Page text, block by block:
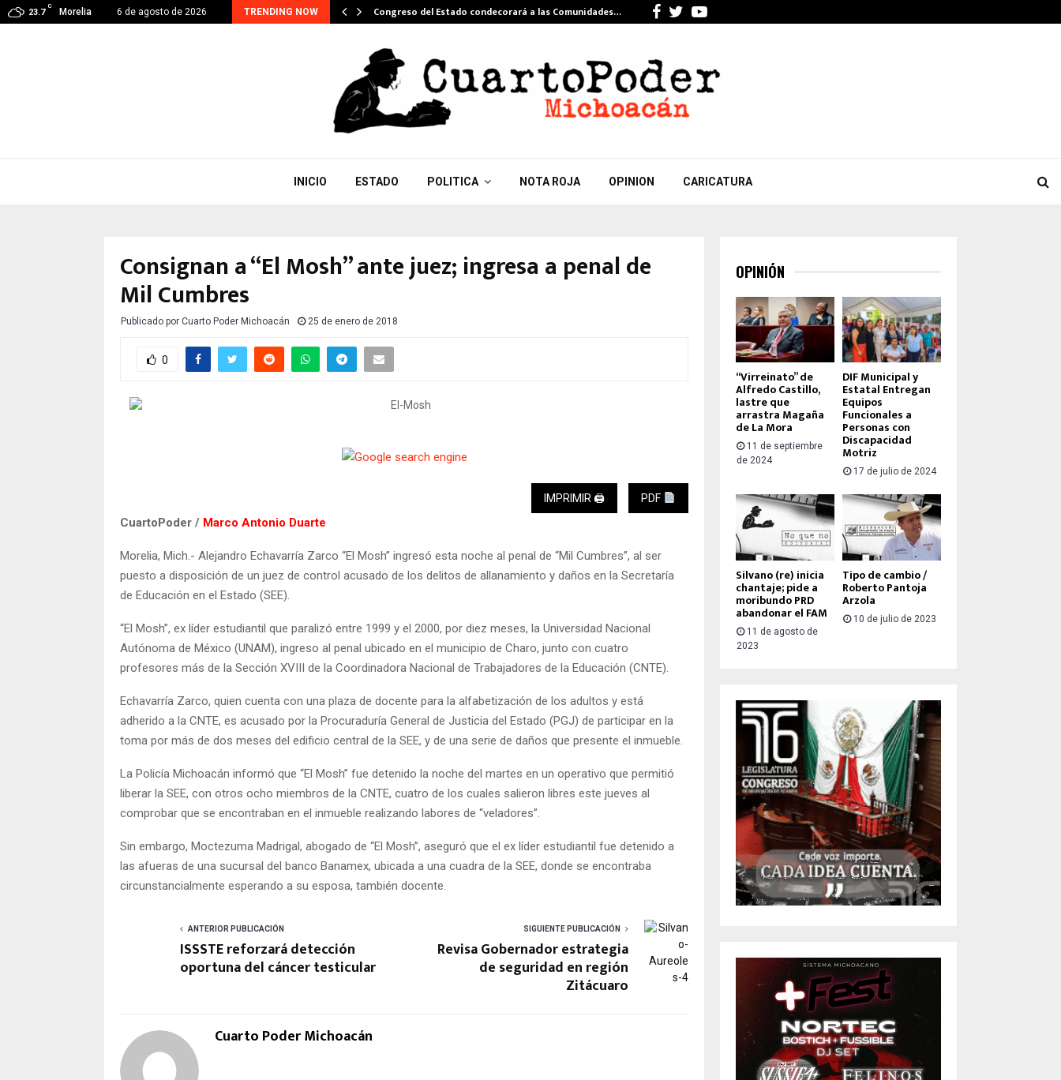
23.7
C
Morelia 6 de agosto de 2026 TRENDING NOW
CONTINUA, EJE PRIORITARIO EN GESTIÓN DE… Congreso del Estado condecorará a las Comunidades… Facebook
TwitterYoutube
INICIO ESTADO POLITICA NOTA ROJA OPINION CARICATURA
Consignan a “El Mosh” ante juez; ingresa a penal de
Mil Cumbres
Publicado por Cuarto Poder Michoacán 25 de enero de 2018
0
IMPRIMIR 🖨 PDF
CuartoPoder / Marco Antonio Duarte
Morelia, Mich.- Alejandro Echavarría Zarco “El Mosh” ingresó esta noche al penal de “Mil Cumbres”, al ser
puesto a disposición de un juez de control acusado de los delitos de allanamiento y daños en la Secretaría
de Educación en el Estado (SEE).
“El Mosh”, ex líder estudiantil que paralizó entre 1999 y el 2000, por diez meses, la Universidad Nacional
Autónoma de México (UNAM), ingreso al penal ubicado en el municipio de Charo, junto con cuatro
profesores más de la Sección XVIII de la Coordinadora Nacional de Trabajadores de la Educación (CNTE).
Echavarría Zarco, quien cuenta con una plaza de docente para la alfabetización de los adultos y está
adherido a la CNTE, es acusado por la Procuraduría General de Justicia del Estado (PGJ) de participar en la
toma por más de dos meses del edificio central de la SEE, y de una serie de daños que presente el inmueble.
La Policía Michoacán informó que “El Mosh” fue detenido la noche del martes en un operativo que permitió
liberar la SEE, con otros ocho miembros de la CNTE, cuatro de los cuales salieron libres este jueves al
comprobar que se encontraban en el inmueble realizando labores de “veladores”.
Sin embargo, Moctezuma Madrigal, abogado de “El Mosh”, aseguró que el ex líder estudiantil fue detenido a
las afueras de una sucursal del banco Banamex, ubicada a una cuadra de la SEE, donde se encontraba
circunstancialmente esperando a su esposa, también docente.
ANTERIOR PUBLICACIÓN
ISSSTE reforzará detección
oportuna del cáncer testicular
SIGUIENTE PUBLICACIÓN
Revisa Gobernador estrategia
de seguridad en región
Zitácuaro
Cuarto Poder Michoacán
OPINIÓN
“Virreinato” de
Alfredo Castillo,
lastre que
arrastra Magaña
de La Mora
11 de septiembre
de 2024
DIF Municipal y
Estatal Entregan
Equipos
Funcionales a
Personas con
Discapacidad
Motriz
17 de julio de 2024
Silvano (re) inicia
chantaje; pide a
moribundo PRD
abandonar el FAM
11 de agosto de
2023
Tipo de cambio /
Roberto Pantoja
Arzola
10 de julio de 2023